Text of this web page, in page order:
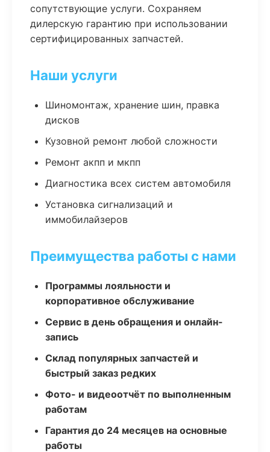
сопутствующие услуги. Сохраняем
дилерскую гарантию при использовании
сертифицированных запчастей.
Наши услуги
Шиномонтаж, хранение шин, правка
дисков
Кузовной ремонт любой сложности
Ремонт акпп и мкпп
Диагностика всех систем автомобиля
Установка сигнализаций и
иммобилайзеров
Преимущества работы с нами
Программы лояльности и
корпоративное обслуживание
Сервис в день обращения и онлайн-
запись
Склад популярных запчастей и
быстрый заказ редких
Фото- и видеоотчёт по выполненным
работам
Гарантия до 24 месяцев на основные
работы